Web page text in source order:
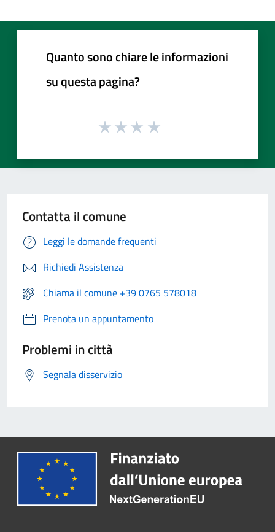
Quanto sono chiare le informazioni
su questa pagina?
Contatta il comune
Leggi le domande frequenti
Richiedi Assistenza
Chiama il comune +39 0765 578018
Prenota un appuntamento
Problemi in città
Segnala disservizio